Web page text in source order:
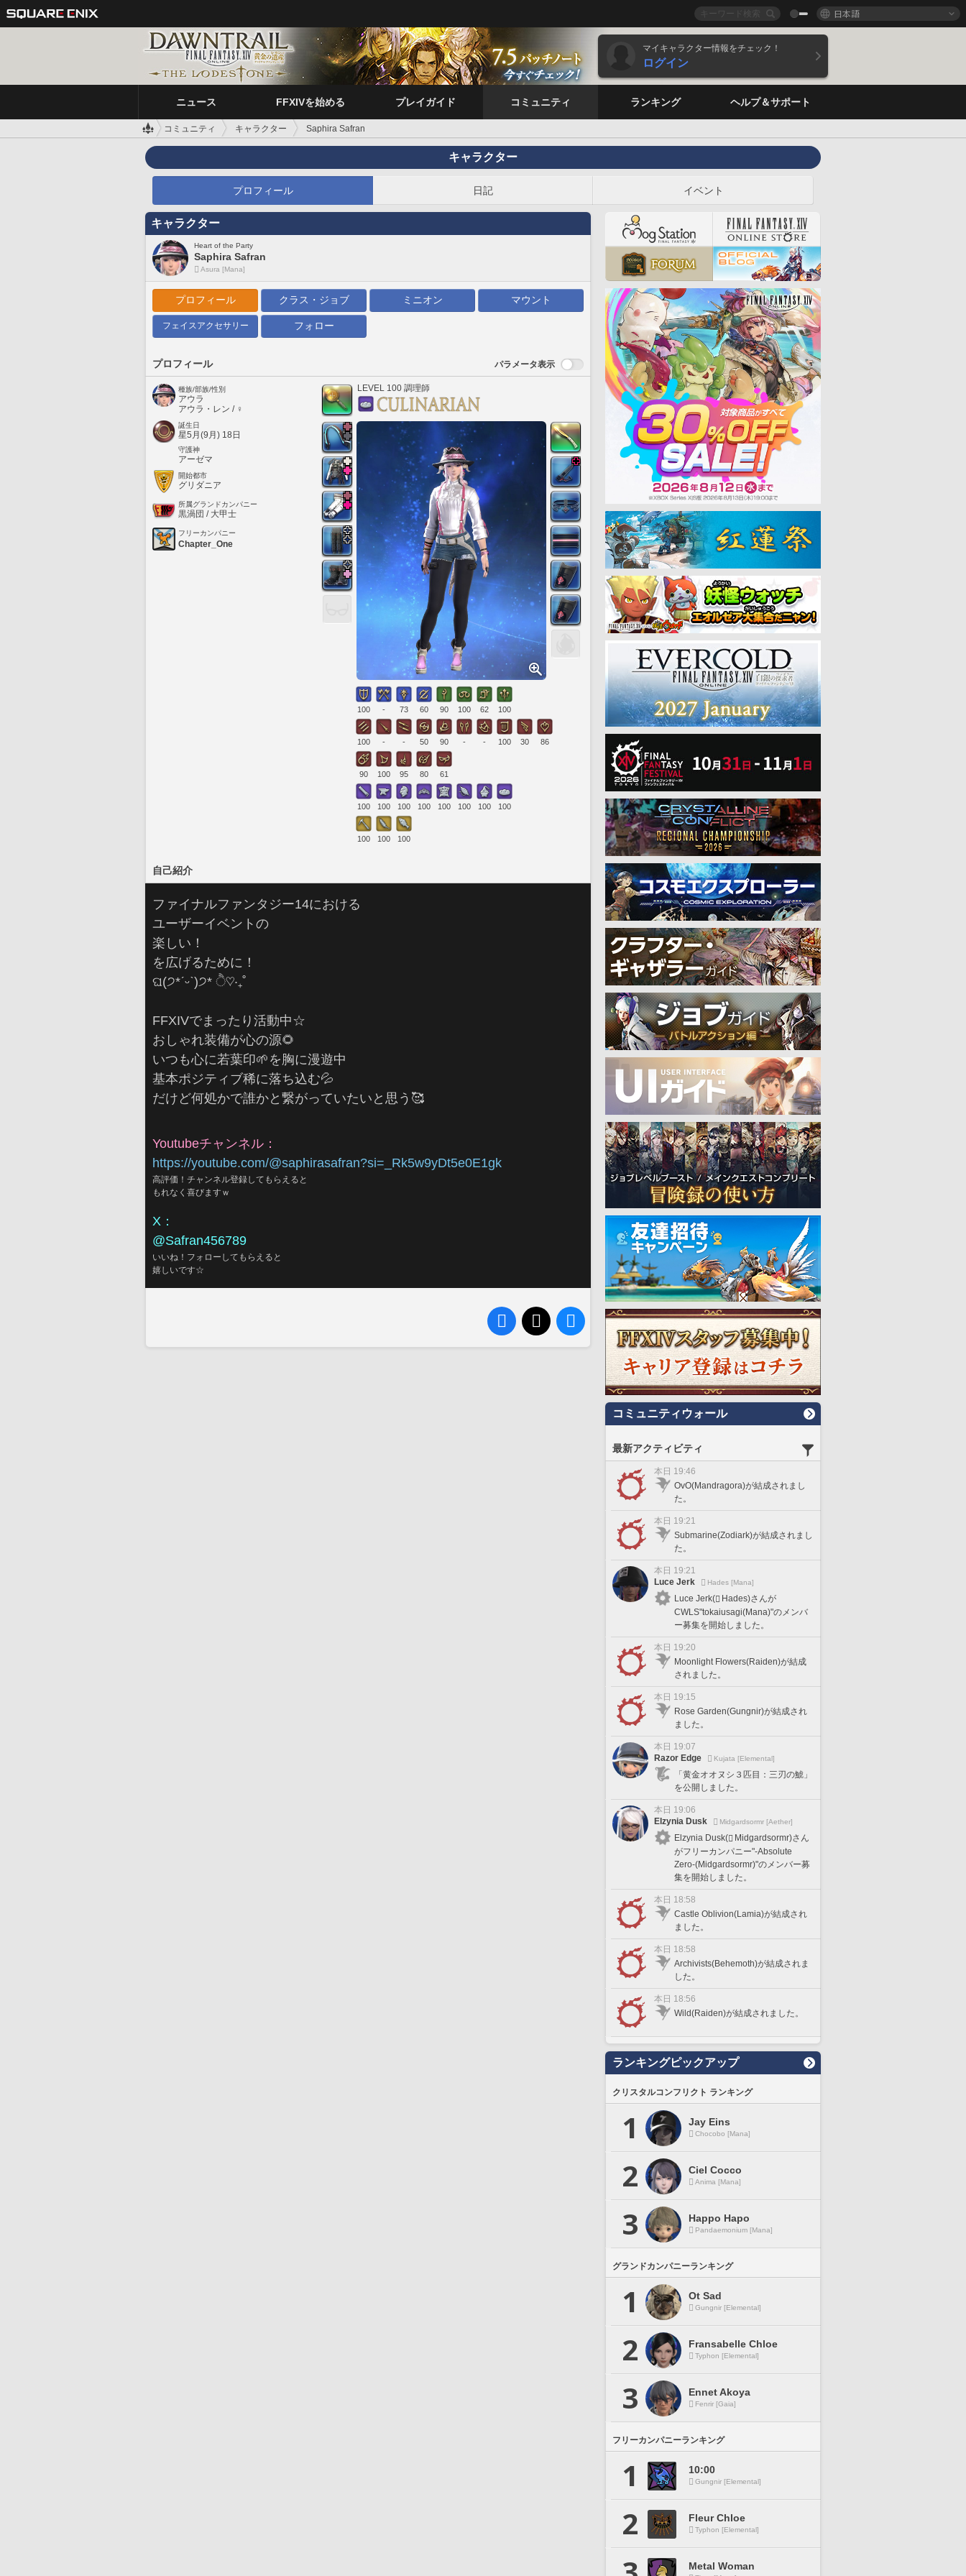
日本語
マイキャラクター情報をチェック！
ログイン
ニュース FFXIVを始める プレイガイド コミュニティ ランキング ヘルプ＆サポート
コミュニティ キャラクター Saphira Safran
キャラクター
プロフィール 日記 イベント
キャラクター
Heart of the Party
Saphira Safran
Asura [Mana]
プロフィール クラス・ジョブ ミニオン マウント
フェイスアクセサリー フォロー
プロフィール パラメータ表示
種族/部族/性別
アウラ
アウラ・レン / ♀
誕生日
星5月(9月) 18日
守護神
アーゼマ
開始都市
グリダニア
所属グランドカンパニー
黒渦団 / 大甲士
フリーカンパニー
Chapter_One
LEVEL 100 調理師
100 - 73 60 90 100 62 100
100 - - 50 90 - - 100 30 86
90 100 95 80 61
100 100 100 100 100 100 100 100
100 100 100
自己紹介
ファイナルファンタジー14における
ユーザーイベントの
楽しい！
を広げるために！
ଘ(੭*ˊᵕˋ)੭* ੈ♡‧₊˚
FFXIVでまったり活動中☆
おしゃれ装備が心の源🌻
いつも心に若葉印🌱を胸に漫遊中
基本ポジティブ稀に落ち込む💦
だけど何処かで誰かと繋がっていたいと思う🥰
Youtubeチャンネル：
https://youtube.com/@saphirasafran?si=_Rk5w9yDt5e0E1gk
高評価！チャンネル登録してもらえると
もれなく喜びますｗ
X：
@Safran456789
いいね！フォローしてもらえると
嬉しいです☆
コミュニティウォール
最新アクティビティ
本日 19:46
OvO(Mandragora)が結成されまし
た。
本日 19:21
Submarine(Zodiark)が結成されまし
た。
本日 19:21
Luce Jerk
Hades [Mana]
Luce Jerk(
Hades)さんが
CWLS"tokaiusagi(Mana)"のメンバ
ー募集を開始しました。
本日 19:20
Moonlight Flowers(Raiden)が結成
されました。
本日 19:15
Rose Garden(Gungnir)が結成され
ました。
本日 19:07
Razor Edge
Kujata [Elemental]
「黄金オオヌシ３匹目：三刃の鯱」
を公開しました。
本日 19:06
Elzynia Dusk
Midgardsormr [Aether]
Elzynia Dusk(
Midgardsormr)さん
がフリーカンパニー"-Absolute
Zero-(Midgardsormr)"のメンバー募
集を開始しました。
本日 18:58
Castle Oblivion(Lamia)が結成され
ました。
本日 18:58
Archivists(Behemoth)が結成されま
した。
本日 18:56
Wild(Raiden)が結成されました。
ランキングピックアップ
クリスタルコンフリクト ランキング
1 Jay Eins
Chocobo [Mana]
2 Ciel Cocco
Anima [Mana]
3 Happo Hapo
Pandaemonium [Mana]
グランドカンパニーランキング
1 Ot Sad
Gungnir [Elemental]
2 Fransabelle Chloe
Typhon [Elemental]
3 Ennet Akoya
Fenrir [Gaia]
フリーカンパニーランキング
1 10:00
Gungnir [Elemental]
2 Fleur Chloe
Typhon [Elemental]
Metal Woman